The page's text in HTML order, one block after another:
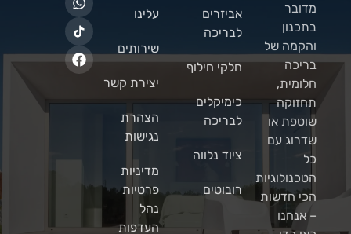
מדובר
בתכנון
והקמה של
בריכה
חלומית,
תחזוקה
שוטפת או
שדרוג עם
כל
הטכנולוגיות
הכי חדשות
– אנחנו
אביזרים
לבריכה
חלקי חילוף
כימיקלים
לבריכה
ציוד נלווה
רובוטים
עלינו
שירותים
יצירת קשר
הצהרת
נגישות
מדיניות
פרטיות
נהל
העדפות